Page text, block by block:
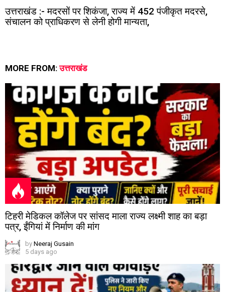
उत्तराखंड :- मदरसों पर शिकंजा, राज्य में 452 पंजीकृत मदरसे,
संचालन को प्राधिकरण से लेनी होगी मान्यता,
MORE FROM:उत्तराखंड
टिहरी मेडिकल कॉलेज पर सांसद माला राज्य लक्ष्मी शाह का बड़ा
पत्र, ईंगियां में निर्माण की मांग
by Neeraj Gusain
5 days ago